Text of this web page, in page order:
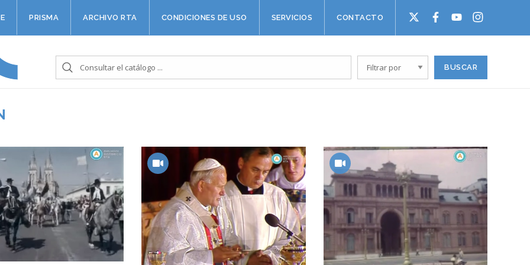
PRISMA ARCHIVO RTA CONDICIONES DE USO SERVICIOS CONTACTO